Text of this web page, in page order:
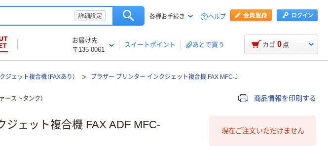
詳細設定 各種お手続き ヘルプ
お届け先
〒135-0061
スイートポイント あとで買う カゴ 0 点
ジェット複合機（FAXあり） ブラザー プリンター インクジェット複合機 FAX MFC-J
ーストタンク） 商品情報を印刷する
ジェット複合機 FAX ADF MFC-
現在ご注文いただけません